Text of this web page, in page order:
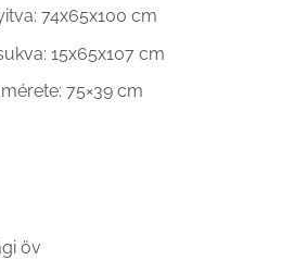
74x65x100 cm
15x65x107 cm
75×39 cm
öv